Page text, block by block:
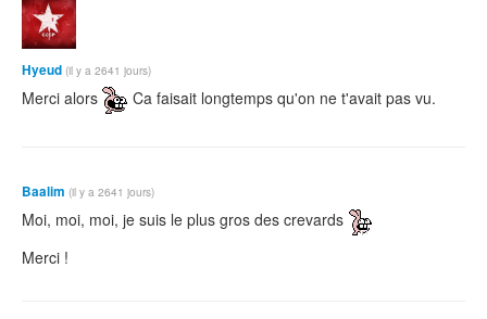
Hyeud (il y a 2641 jours)
Merci alors Ca faisait longtemps qu'on ne t'avait pas vu.
Baalim (il y a 2641 jours)
Moi, moi, moi, je suis le plus gros des crevards
Merci !